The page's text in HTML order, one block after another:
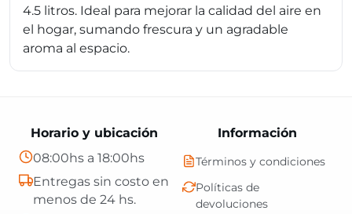
4.5 litros. Ideal para mejorar la calidad del aire en
el hogar, sumando frescura y un agradable
aroma al espacio.
Información
Términos y condiciones
Políticas de
devoluciones
Horario y ubicación
08:00hs a 18:00hs
Entregas sin costo en
menos de 24 hs.